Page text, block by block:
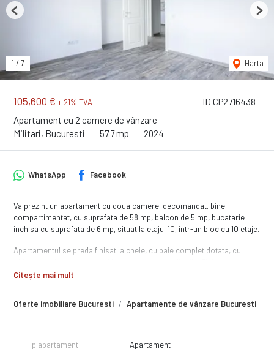
ID CP2716438
105,600 € + 21% TVA
Apartament cu 2 camere de vânzare
Militari, Bucuresti
57.7 mp 2024
1 / 7 Harta
Previous Next
Oferte imobiliare Bucuresti Apartamente de vânzare Bucuresti
WhatsApp Facebook
Va prezint un apartament cu doua camere, decomandat, bine
compartimentat, cu suprafata de 58 mp, balcon de 5 mp, bucatarie
inchisa cu suprafata de 6 mp, situat la etajul 10, intr-un bloc cu 10 etaje.
Apartamentul se preda finisat la cheie, cu baie complet dotata, cu
de buna calitate, executate cu atentie la detalii iar in unele situatii chiar
Cladirea va fi racordata la toate utilitatile, apartamentul va fi complet
Zona in care se afla imobilul este una foarte usor accesibila, cu acces
Citește mai mult
Tip apartament Apartament